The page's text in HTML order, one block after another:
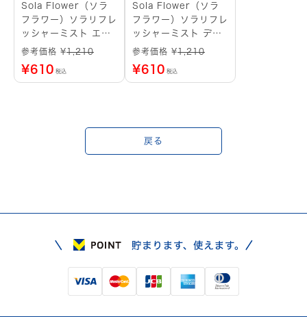
Sola Flower（ソラ
フラワー）ソラリフレ
ッシャーミスト エタ
ーナルピオニー
参考価格 ¥1,210
¥610 税込
Sola Flower（ソラ
フラワー）ソラリフレ
ッシャーミスト ディ
アレストダリア
参考価格 ¥1,210
¥610 税込
戻る